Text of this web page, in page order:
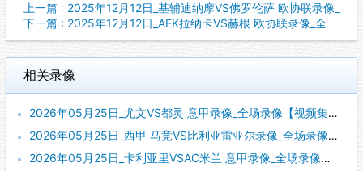
上一篇 : 2025年12月12日_基辅迪纳摩VS佛罗伦萨 欧协联录像_
下一篇 : 2025年12月12日_AEK拉纳卡VS赫根 欧协联录像_全
相关录像
2026年05月25日_尤文VS都灵 意甲录像_全场录像【视频集锦】
2026年05月25日_西甲 马竞VS比利亚雷亚尔录像_全场录像【高清回放】
2026年05月25日_卡利亚里VSAC米兰 意甲录像_全场录像【视频集锦】